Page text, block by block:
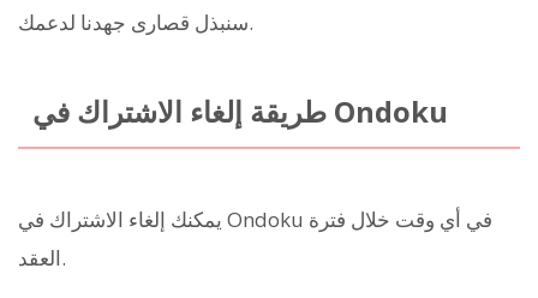
سنبذل قصارى جهدنا لدعمك.
طريقة إلغاء الاشتراك في Ondoku
يمكنك إلغاء الاشتراك في Ondoku في أي وقت خلال فترة
العقد.